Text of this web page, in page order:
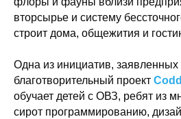
вторсырье и систему
строит дома, общежития и
Одна из инициатив,
благотворительный проект
обучает детей с ОВЗ, ребят из
сирот программированию,